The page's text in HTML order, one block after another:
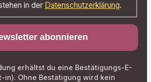
in der Datenschutzerklärung.
erhältst du eine Bestätigungs-E-
in). Ohne Bestätigung wird kein